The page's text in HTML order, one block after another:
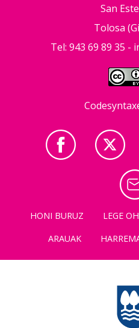
San
Tolosa
Tel: 943 69 89 35 -
HONI BURUZ LEGE
ARAUAK